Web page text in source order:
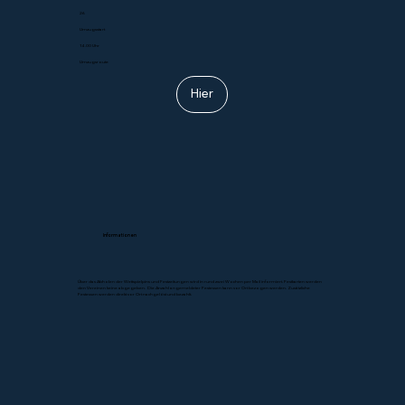
26
Umzugsstart
14.00 Uhr
Umzugsroute
Hier
Informationen
Über das Abholen der Wettspielpins und Festzeitungen wird in rund zwei Wochen per Mail informiert. Festkarten werden
den Vereinen keine abgegeben. Die Anzahl angemeldeter Festessen kann vor Ort bezogen werden. Zusätzliche
Festessen werden direkt vor Ort nachgelöst und bezahlt.